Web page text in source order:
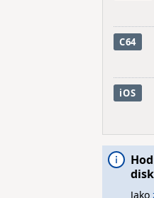
C64
iOS
Jako